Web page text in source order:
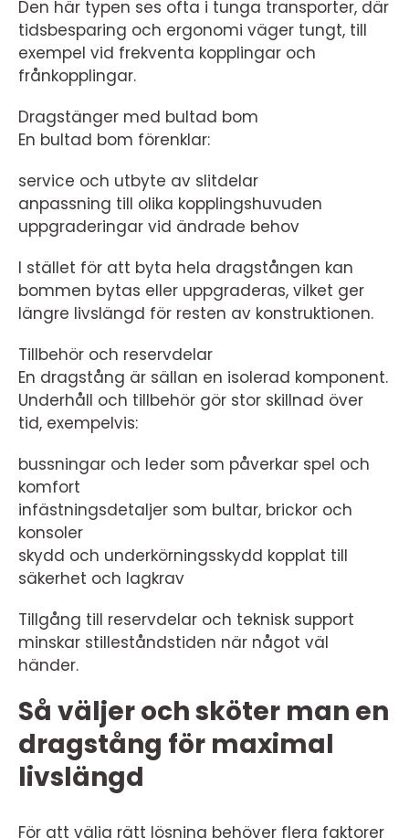
Den här typen ses ofta i tunga transporter, där
tidsbesparing och ergonomi väger tungt, till
exempel vid frekventa kopplingar och
frånkopplingar.
Dragstänger med bultad bom
En bultad bom förenklar:
service och utbyte av slitdelar
anpassning till olika kopplingshuvuden
uppgraderingar vid ändrade behov
I stället för att byta hela dragstången kan
bommen bytas eller uppgraderas, vilket ger
längre livslängd för resten av konstruktionen.
Tillbehör och reservdelar
En dragstång är sällan en isolerad komponent.
Underhåll och tillbehör gör stor skillnad över
tid, exempelvis:
bussningar och leder som påverkar spel och
komfort
infästningsdetaljer som bultar, brickor och
konsoler
skydd och underkörningsskydd kopplat till
säkerhet och lagkrav
Tillgång till reservdelar och teknisk support
minskar stilleståndstiden när något väl
händer.
Så väljer och sköter man en
dragstång för maximal
livslängd
För att välja rätt lösning behöver flera faktorer